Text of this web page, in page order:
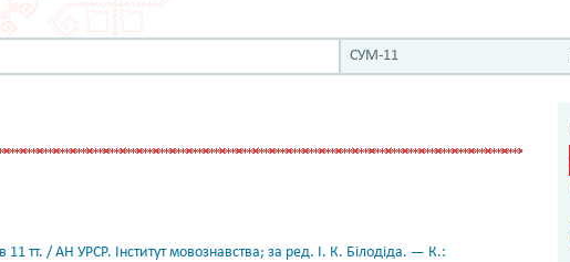
СУМ-11
11 тт. / АН УРСР. Інститут мовознавства; за ред. І. К. Білодіда. — К.: